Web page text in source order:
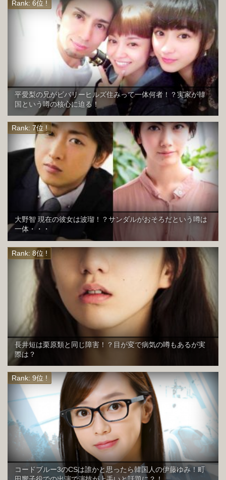
平愛梨の兄がビバリーヒルズ住みって一体何者！？実家が韓
国という噂の核心に迫る！
大野智 現在の彼女は波瑠！？サンダルがおそろだという噂は
一体・・・
長井短は栗原類と同じ障害！？目が変で病気の噂もあるが実
際は？
コードブルー3のCSは誰かと思ったら韓国人の伊藤ゆみ！町